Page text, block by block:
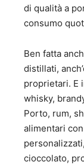
di qualità a
consumo
Ben fatta
distillati,
proprietari. E
whisky,
Porto, rum,
alimentari
cioccolato,